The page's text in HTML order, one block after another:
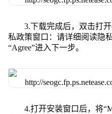
3.下载完成后，双击打
私政策窗口：请详细阅读隐
“Agree”进入下一步。
4.打开安装窗口后，将